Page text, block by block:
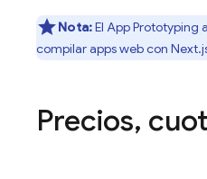
Nota:ElApp Prototyping
compilar apps web con
Precios,